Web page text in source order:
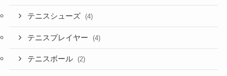
テニスシューズ (4)
テニスプレイヤー (4)
テニスボール (2)